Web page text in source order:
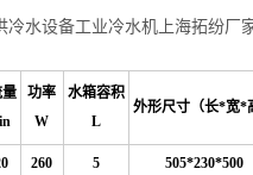
冷水设备工业冷水机上海拓纷厂
功率
W
水箱容积
L
外形尺寸（长*宽*
260 5 505*230*500